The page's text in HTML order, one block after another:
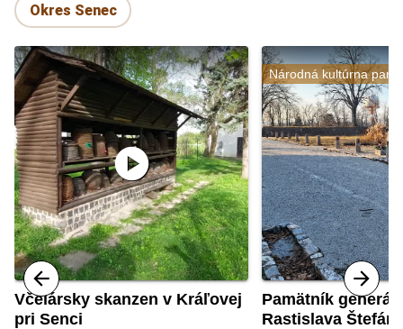
Okres Senec
play_circle
Včelársky skanzen v Kráľovej
pri Senci
Národná kultúrna
Pamätník
Rastislava